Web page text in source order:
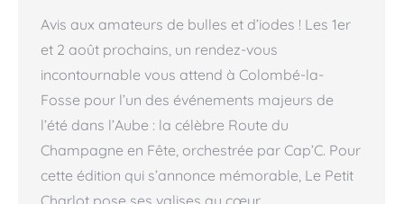
Avis aux amateurs de bulles et d’iodes ! Les 1er
et 2 août prochains, un rendez-vous
incontournable vous attend à Colombé-la-
Fosse pour l’un des événements majeurs de
l’été dans l’Aube : la célèbre Route du
Champagne en Fête, orchestrée par Cap’C. Pour
cette édition qui s’annonce mémorable, Le Petit